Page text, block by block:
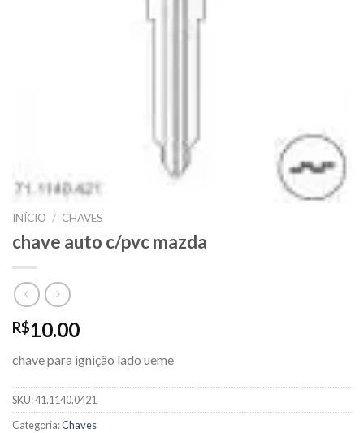
INÍCIO / CHAVES
chave auto c/pvc mazda
R$10.00
chave para ignição lado ueme
SKU:41.1140.0421
Categoria:Chaves